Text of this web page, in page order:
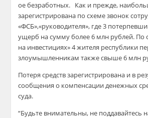
ое безработных. Как и прежде,
зарегистрирована по схеме звонок
«ФСБ»,«руководителя», где 3
ущерб на сумму более 6 млн рублей. По
на инвестициях» 4 жителя республики
злоумышленникам также свыше 6 млн
Потеря средств зарегистрирована и в
сообщения о компенсации денежных
суда.
“Будьте внимательны, не поддавайтесь